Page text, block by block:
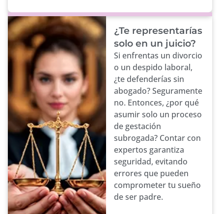
¿Te representarías
solo en un juicio?
Si enfrentas un divorcio
o un despido laboral,
¿te defenderías sin
abogado? Seguramente
no. Entonces, ¿por qué
asumir solo un proceso
de gestación
subrogada? Contar con
expertos garantiza
seguridad, evitando
errores que pueden
comprometer tu sueño
de ser padre.